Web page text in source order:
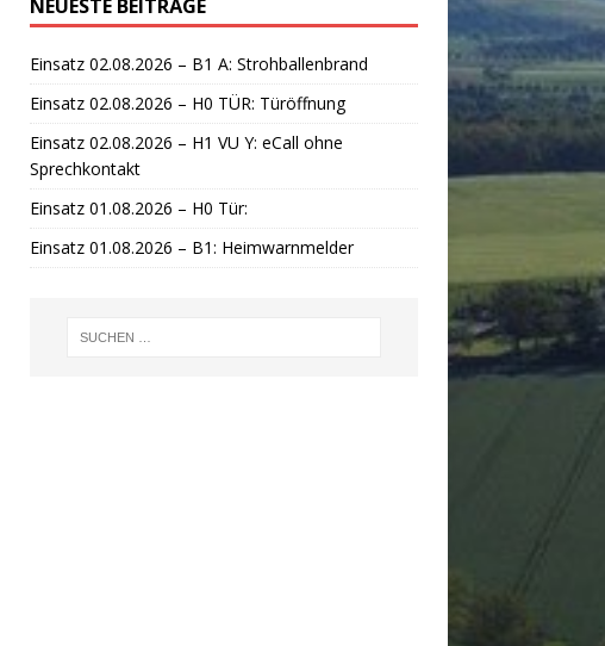
e
s
NEUESTE BEITRÄGE
Einsatz 02.08.2026 – B1 A: Strohballenbrand
Einsatz 02.08.2026 – H0 TÜR: Türöffnung
Einsatz 02.08.2026 – H1 VU Y: eCall ohne
Sprechkontakt
Einsatz 01.08.2026 – H0 Tür:
Einsatz 01.08.2026 – B1: Heimwarnmelder